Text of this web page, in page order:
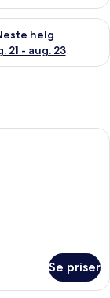
- aug. 16
helg
21 - aug. 23
for
kvalitet,
Se priser